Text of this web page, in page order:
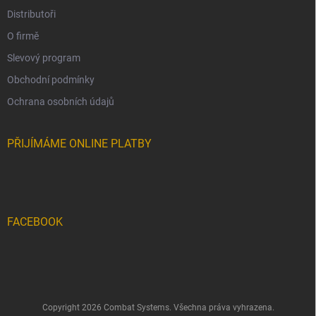
Distributoři
O firmě
Slevový program
Obchodní podmínky
Ochrana osobních údajů
PŘIJÍMÁME ONLINE PLATBY
FACEBOOK
Copyright 2026 Combat Systems. Všechna práva vyhrazena.